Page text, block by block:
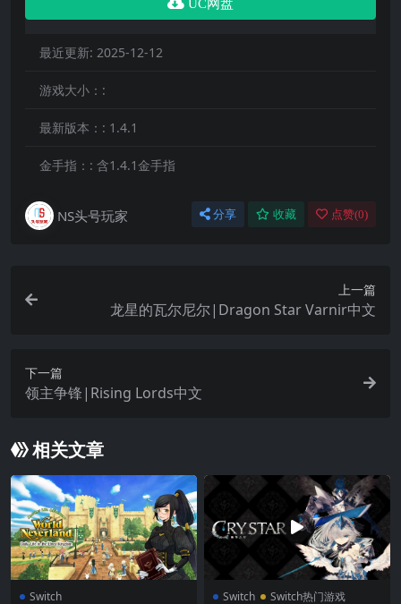
UC网盘
最近更新: 2025-12-12
游戏大小：:
最新版本：: 1.4.1
金手指：: 含1.4.1金手指
NS头号玩家 分享 收藏 点赞(0)
上一篇
龙星的瓦尔尼尔|Dragon Star Varnir中文
下一篇
领主争锋|Rising Lords中文
相关文章
Switch Switch Switch热门游戏